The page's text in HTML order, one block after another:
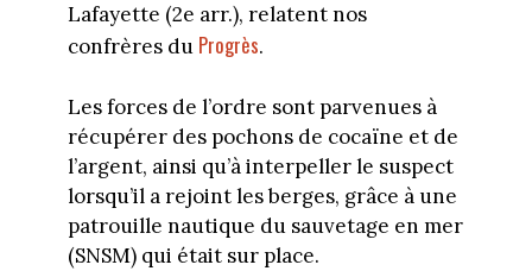
Lafayette (2e arr.), relatent nos
confrères du Progrès.
Les forces de l’ordre sont parvenues à
récupérer des pochons de cocaïne et de
l’argent, ainsi qu’à interpeller le suspect
lorsqu’il a rejoint les berges, grâce à une
patrouille nautique du sauvetage en mer
(SNSM) qui était sur place.